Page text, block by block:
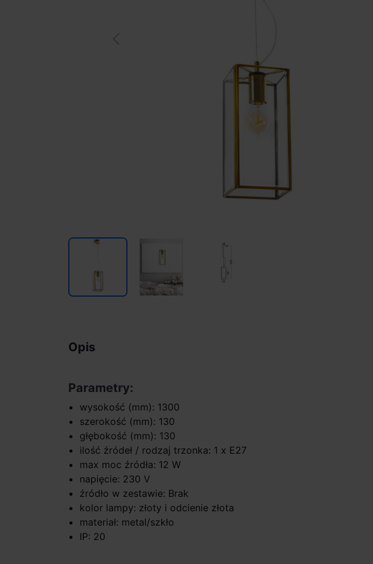
Opis
Parametry:
wysokość (mm): 1300
szerokość (mm): 130
głębokość (mm): 130
ilość źródeł / rodzaj trzonka: 1 x E27
max moc źródła: 12 W
napięcie: 230 V
źródło w zestawie: Brak
kolor lampy: złoty i odcienie złota
materiał: metal/szkło
IP: 20